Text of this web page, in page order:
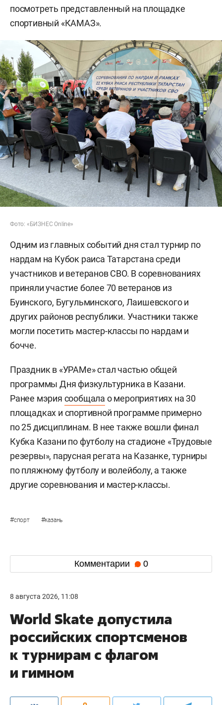
посмотреть представленный на площадке
спортивный «КАМАЗ».
Фото: «БИЗНЕС Online»
Одним из главных событий дня стал турнир по
нардам на Кубок раиса Татарстана среди
участников и ветеранов СВО. В соревнованиях
приняли участие более 70 ветеранов из
Буинского, Бугульминского, Лаишевского и
других районов республики. Участники также
могли посетить мастер-классы по нардам и
бочче.
Праздник в «УРАМе» стал частью общей
программы Дня физкультурника в Казани.
Ранее мэрия сообщала о мероприятиях на 30
площадках и спортивной программе примерно
по 25 дисциплинам. В нее также вошли финал
Кубка Казани по футболу на стадионе «Трудовые
резервы», парусная регата на Казанке, турниры
по пляжному футболу и волейболу, а также
другие соревнования и мастер-классы.
#спорт #казань
Комментарии 0
8 августа 2026, 11:08
World Skate допустила
российских спортсменов
к турнирам с флагом
и гимном